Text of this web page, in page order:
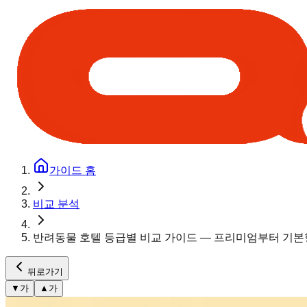
가이드 홈
비교 분석
반려동물 호텔 등급별 비교 가이드 — 프리미엄부터 기본
뒤로가기
▼ 가 ▲ 가